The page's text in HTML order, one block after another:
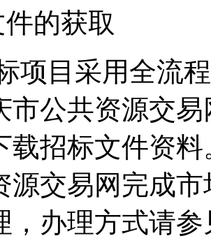
的获取
项目采用全流
市公共资源交易
载招标文件资
源交易网完成
，办理方式请